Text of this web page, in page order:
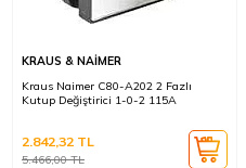
KRAUS & NAİMER
Kraus Naimer C80-A202 2 Fazlı
Kutup Değiştirici 1-0-2 115A
5.466,00TL
2.842,32 TL